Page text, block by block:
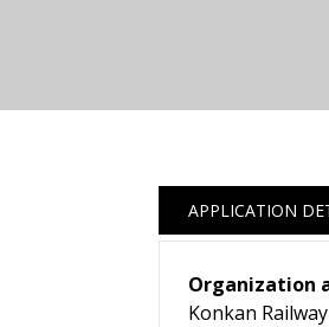
APPLICATION
Organization
Konkan